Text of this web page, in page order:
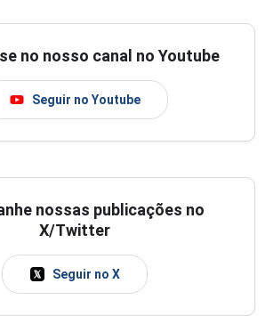
no nosso canal no Youtube
Seguir no Youtube
nossas publicações no
X/Twitter
Seguir no X